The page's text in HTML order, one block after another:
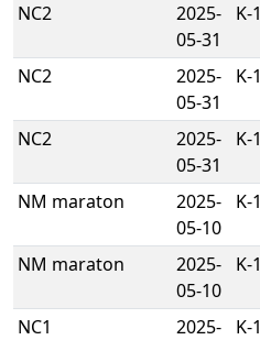
NC2
2025-
05-31
K-1
NC2
2025-
05-31
K-1
NC2
2025-
05-31
K-1
NM maraton
2025-
05-10
K-1
NM maraton
2025-
05-10
K-1
NC1
2025-
K-1